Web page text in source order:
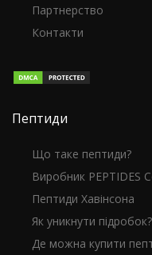
Партнерство
Контакти
Пептиди
Що таке пептиди?
Виробник PEPTIDES
Пептиди Хавінсона
Як уникнути підробок?
Де можна купити